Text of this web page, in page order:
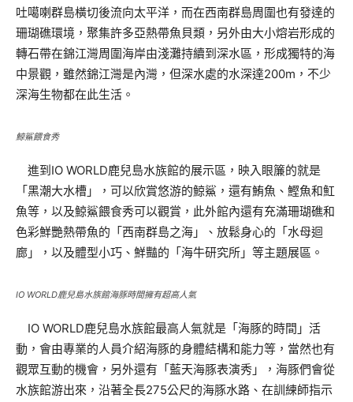
吐噶喇群島橫切後流向太平洋，而在西南群島周圍也有發達的
珊瑚礁環境，聚集許多亞熱帶魚貝類，另外由大小熔岩形成的
轉石帶在錦江灣周圍海岸由淺灘持續到深水區，形成獨特的海
中景觀，雖然錦江灣是內灣，但深水處的水深達200m，不少
深海生物都在此生活。
鯨鯊餵食秀
進到IO WORLD鹿兒島水族館的展示區，映入眼簾的就是
「黑潮大水槽」，可以欣賞悠游的鯨鯊，還有鮪魚、鰹魚和魟
魚等，以及鯨鯊餵食秀可以觀賞，此外館內還有充滿珊瑚礁和
色彩鮮艷熱帶魚的「西南群島之海」、放鬆身心的「水母迴
廊」，以及體型小巧、鮮豔的「海牛研究所」等主題展區。
IO WORLD鹿兒島水族館海豚時間擁有超高人氣
IO WORLD鹿兒島水族館最高人氣就是「海豚的時間」活
動，會由專業的人員介紹海豚的身體結構和能力等，當然也有
觀眾互動的機會，另外還有「藍天海豚表演秀」，海豚們會從
水族館游出來，沿著全長275公尺的海豚水路、在訓練師指示